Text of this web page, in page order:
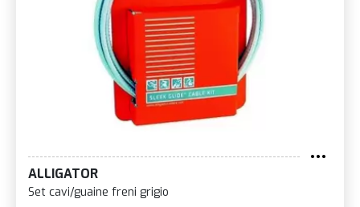
ALLIGATOR
Set cavi/guaine freni grigio